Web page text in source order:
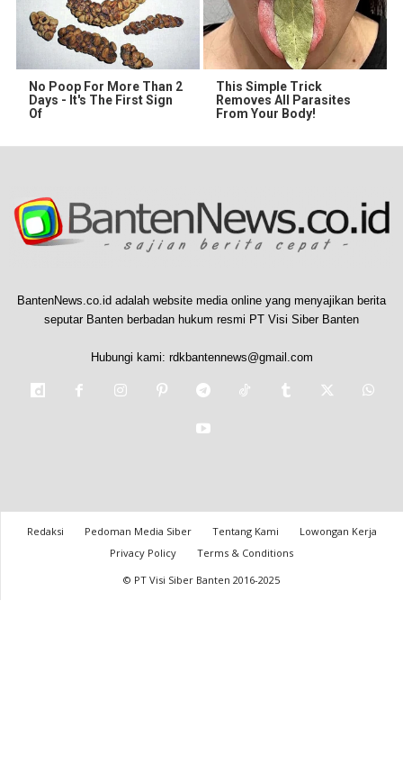
No Poop For More Than 2
Days - It's The First Sign
Of
This Simple Trick
Removes All Parasites
From Your Body!
BantenNews.co.id adalah website media online yang menyajikan berita
seputar Banten berbadan hukum resmi PT Visi Siber Banten
Hubungi kami: rdkbantennews@gmail.com
Redaksi Pedoman Media Siber Tentang Kami
Lowongan Kerja
Privacy Policy
Terms & Conditions
© PT Visi Siber Banten 2016-2025